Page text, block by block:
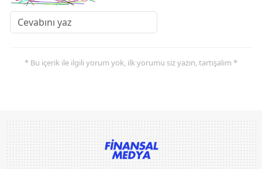
* Bu içerik ile ilgili yorum yok, ilk yorumu siz yazın, tartışalım *